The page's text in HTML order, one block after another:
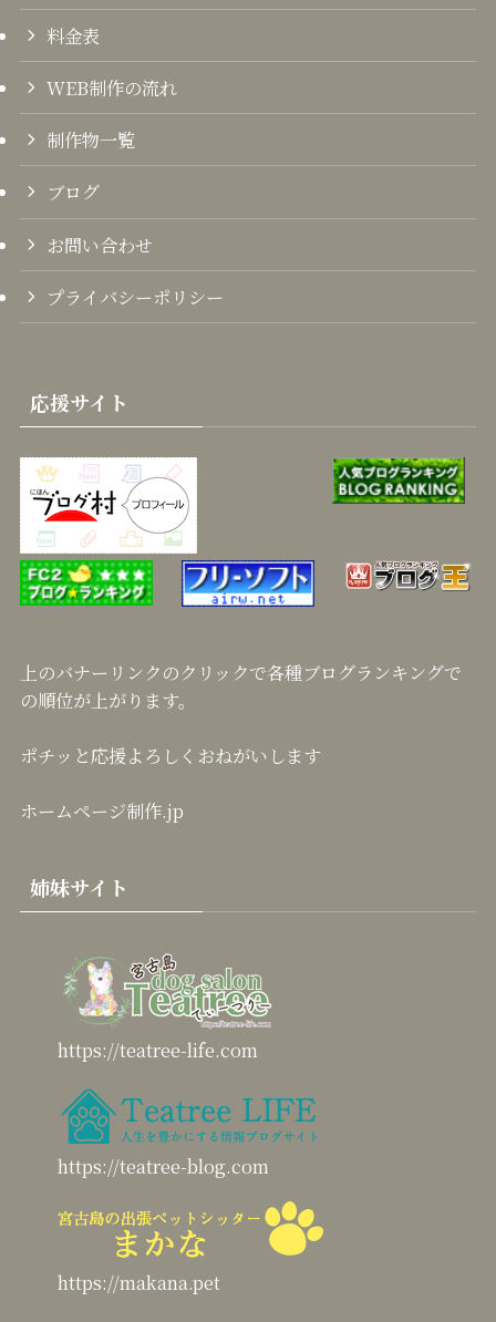
料金表
WEB制作の流れ
制作物一覧
ブログ
お問い合わせ
プライバシーポリシー
応援サイト
上のバナーリンクのクリックで各種ブログランキングで
の順位が上がります。
ポチッと応援よろしくおねがいします
ホームページ制作.jp
姉妹サイト
https://teatree-life.com
https://teatree-blog.com
https://makana.pet